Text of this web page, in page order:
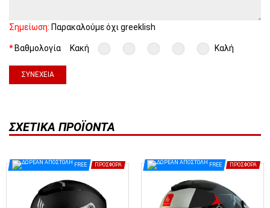
Σημείωση: Παρακαλούμε όχι greeklish
Βαθμολογία Κακή Καλή
ΣΥΝΈΧΕΙΑ
ΣΧΕΤΙΚΆ ΠΡΟΪΌΝΤΑ
FREE ΠΡΟΣΦΟΡΆ FREE ΠΡΟΣΦΟΡΆ